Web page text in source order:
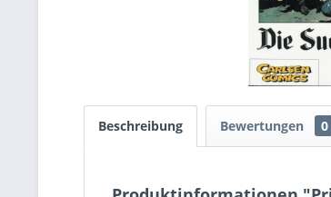
Beschreibung Bewertungen 0